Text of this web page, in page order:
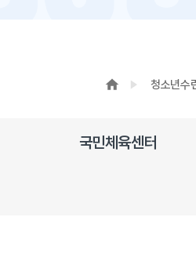
청소년수
국민체육센터